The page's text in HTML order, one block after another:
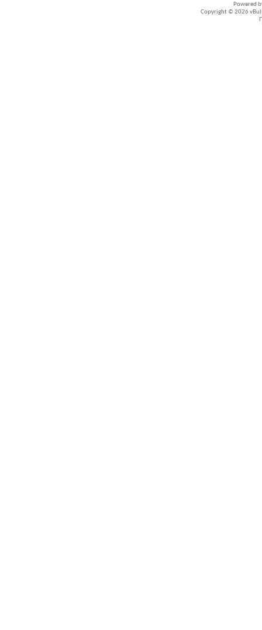
Powered
Copyright © 2026